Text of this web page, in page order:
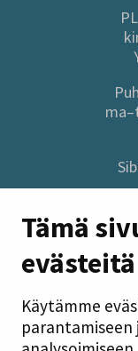
Tämä
evästeitä
Käytämme
parantamiseen